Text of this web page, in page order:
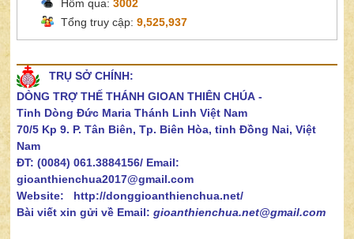
Hôm qua:3002
Tổng truy cập:9,525,937
TRỤ SỞ CHÍNH:
DÒNG TRỢ THẾ THÁNH GIOAN THIÊN CHÚA -
Tỉnh Dòng Đức Maria Thánh Linh Việt Nam
70/5 Kp 9. P. Tân Biên, Tp. Biên Hòa, tỉnh Đồng Nai, Việt
Nam
ĐT: (0084) 061.3884156/ Email:
gioanthienchua2017@gmail.com
Website: http://donggioanthienchua.net/
Bài viết xin gửi về Email:gioanthienchua.net@gmail.com